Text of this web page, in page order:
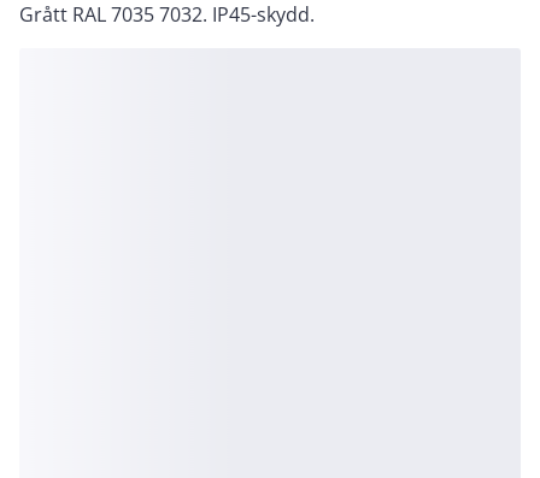
Grått RAL 7035 7032. IP45-skydd.